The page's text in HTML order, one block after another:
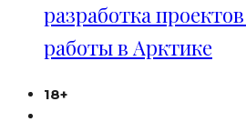
разработка
работы в Арктике
18+